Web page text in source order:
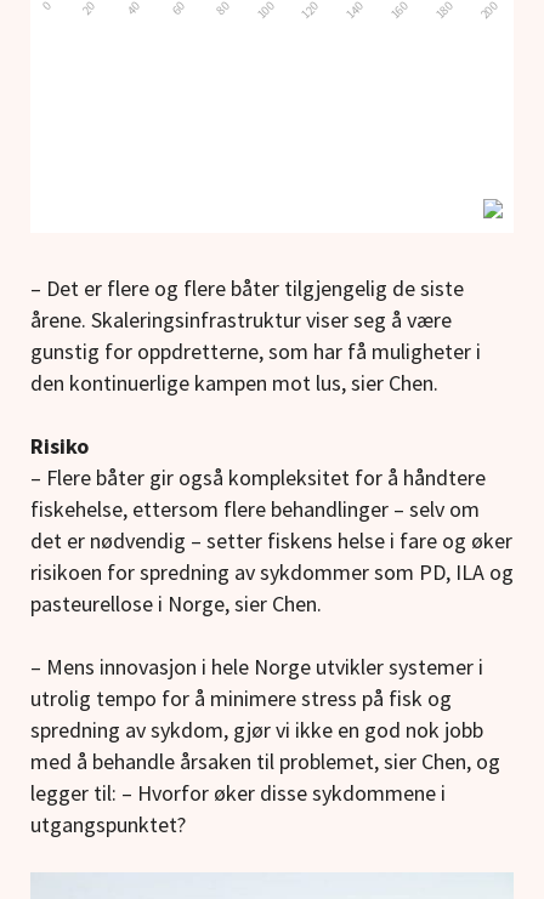
– Det er flere og flere båter tilgjengelig de siste
årene. Skaleringsinfrastruktur viser seg å være
gunstig for oppdretterne, som har få muligheter i
den kontinuerlige kampen mot lus, sier Chen.
Risiko
– Flere båter gir også kompleksitet for å håndtere
fiskehelse, ettersom flere behandlinger – selv om
det er nødvendig – setter fiskens helse i fare og øker
risikoen for spredning av sykdommer som PD, ILA og
pasteurellose i Norge, sier Chen.
– Mens innovasjon i hele Norge utvikler systemer i
utrolig tempo for å minimere stress på fisk og
spredning av sykdom, gjør vi ikke en god nok jobb
med å behandle årsaken til problemet, sier Chen, og
legger til: – Hvorfor øker disse sykdommene i
utgangspunktet?